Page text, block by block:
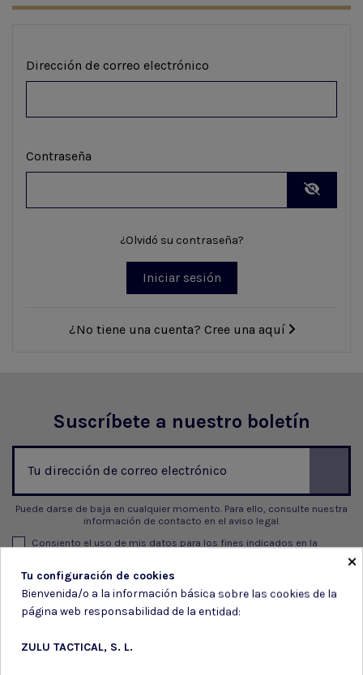
Dirección de correo electrónico
Contraseña
¿Olvidó su contraseña?
Iniciar sesión
¿No tiene una cuenta? Cree una aquí
Suscríbete a nuestro boletín
Puede darse de baja en cualquier momento. Para ello, consulte nuestra
información de contacto en el aviso legal.
Consiento el uso de mis datos para los fines indicados en la
Consiento el uso de mis datos personales para recibir publicidad
de su entidad.
×
Tu configuración de cookies
Bienvenida/o a la información básica sobre las cookies de la
página web responsabilidad de la entidad:
ZULU TACTICAL, S. L.